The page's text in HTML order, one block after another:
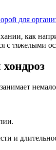
для
как
с тяжелыми
и